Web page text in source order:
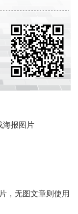
海报图片
，无图文章则使用